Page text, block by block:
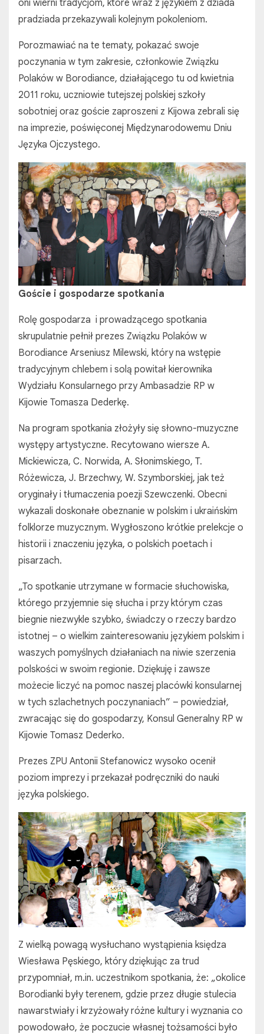
oni wierni tradycjom, które wraz z językiem z dziada
pradziada przekazywali kolejnym pokoleniom.
Porozmawiać na te tematy, pokazać swoje
poczynania w tym zakresie, członkowie Związku
Polaków w Borodiance, działającego tu od kwietnia
2011 roku, uczniowie tutejszej polskiej szkoły
sobotniej oraz goście zaproszeni z Kijowa zebrali się
na imprezie, poświęconej Międzynarodowemu Dniu
Języka Ojczystego.
Goście i gospodarze spotkania
Rolę gospodarza i prowadzącego spotkania
skrupulatnie pełnił prezes Związku Polaków w
Borodiance Arseniusz Milewski, który na wstępie
tradycyjnym chlebem i solą powitał kierownika
Wydziału Konsularnego przy Ambasadzie RP w
Kijowie Tomasza Dederkę.
Na program spotkania złożyły się słowno-muzyczne
występy artystyczne. Recytowano wiersze A.
Mickiewicza, C. Norwida, A. Słonimskiego, T.
Różewicza, J. Brzechwy, W. Szymborskiej, jak też
oryginały i tłumaczenia poezji Szewczenki. Obecni
wykazali doskonałe obeznanie w polskim i ukraińskim
folklorze muzycznym. Wygłoszono krótkie prelekcje o
historii i znaczeniu języka, o polskich poetach i
pisarzach.
„To spotkanie utrzymane w formacie słuchowiska,
którego przyjemnie się słucha i przy którym czas
biegnie niezwykle szybko, świadczy o rzeczy bardzo
istotnej – o wielkim zainteresowaniu językiem polskim i
waszych pomyślnych działaniach na niwie szerzenia
polskości w swoim regionie. Dziękuję i zawsze
możecie liczyć na pomoc naszej placówki konsularnej
w tych szlachetnych poczynaniach” – powiedział,
zwracając się do gospodarzy, Konsul Generalny RP w
Kijowie Tomasz Dederko.
Prezes ZPU Antonii Stefanowicz wysoko ocenił
poziom imprezy i przekazał podręczniki do nauki
języka polskiego.
Z wielką powagą wysłuchano wystąpienia księdza
Wiesława Pęskiego, który dziękując za trud
przypomniał, m.in. uczestnikom spotkania, że: „okolice
Borodianki były terenem, gdzie przez długie stulecia
nawarstwiały i krzyżowały różne kultury i wyznania co
powodowało, że poczucie własnej tożsamości było